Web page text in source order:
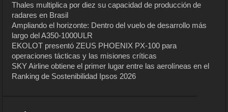
Thales multiplica por diez su capacidad de producción de
radares en Brasil
Ampliando el horizonte: Dentro del vuelo de desarrollo más
largo del A350-1000ULR
EKOLOT presentó ZEUS PHOENIX PX-100 para
operaciones tácticas y las misiones críticas
SKY Airline obtiene el primer lugar entre las aerolíneas en el
Ranking de Sostenibilidad Ipsos 2026